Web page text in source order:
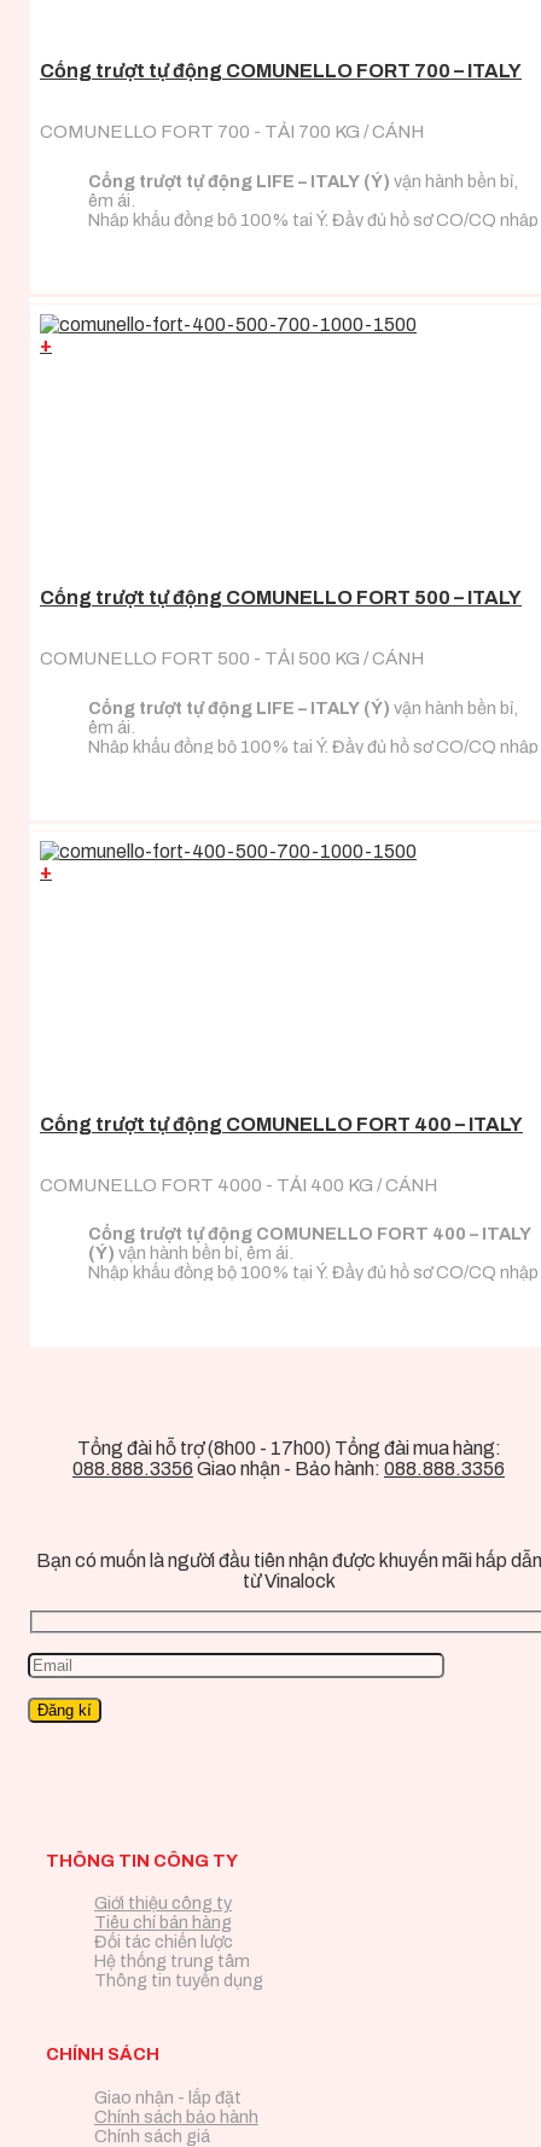
Cổng trượt tự động COMUNELLO FORT 700 – ITALY
COMUNELLO FORT 700 - TẢI 700 KG / CÁNH
Cổng trượt tự động LIFE – ITALY (Ý) vận hành bền bỉ,
êm ái.
Nhập khẩu đồng bộ 100% tại Ý. Đầy đủ hồ sơ CO/CQ nhập
+
Cổng trượt tự động COMUNELLO FORT 500 – ITALY
COMUNELLO FORT 500 - TẢI 500 KG / CÁNH
Cổng trượt tự động LIFE – ITALY (Ý) vận hành bền bỉ,
êm ái.
Nhập khẩu đồng bộ 100% tại Ý. Đầy đủ hồ sơ CO/CQ nhập
+
Cổng trượt tự động COMUNELLO FORT 400 – ITALY
COMUNELLO FORT 4000 - TẢI 400 KG / CÁNH
Cổng trượt tự động COMUNELLO FORT 400 – ITALY
(Ý) vận hành bền bỉ, êm ái.
Nhập khẩu đồng bộ 100% tại Ý. Đầy đủ hồ sơ CO/CQ nhập
Tổng đài hỗ trợ (8h00 - 17h00) Tổng đài mua hàng:
088.888.3356 Giao nhận - Bảo hành: 088.888.3356
Bạn có muốn là người đầu tiên nhận được khuyến mãi hấp dẫn
từ Vinalock
THÔNG TIN CÔNG TY
Giới thiệu công ty
Tiêu chí bán hàng
Đối tác chiến lược
Hệ thống trung tâm
Thông tin tuyển dụng
CHÍNH SÁCH
Giao nhận - lắp đặt
Chính sách bảo hành
Chính sách giá